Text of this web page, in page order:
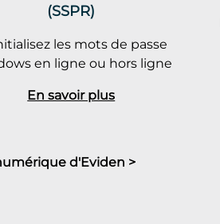
(SSPR)
les mots de passe
en ligne ou hors ligne
En savoir plus
d'Eviden >